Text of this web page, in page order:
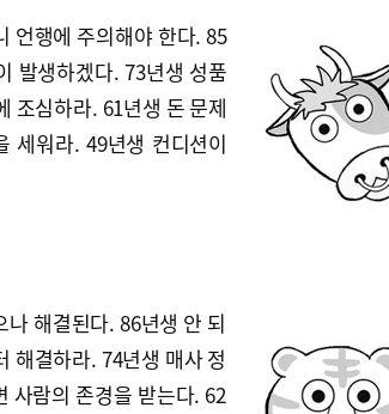
언행에 주의해야 한다. 85
발생하겠다. 73년생 성품
조심하라. 61년생 돈 문제
세워라. 49년생 컨디션이
해결된다. 86년생 안 되
해결하라. 74년생 매사 정
사람의 존경을 받는다. 62